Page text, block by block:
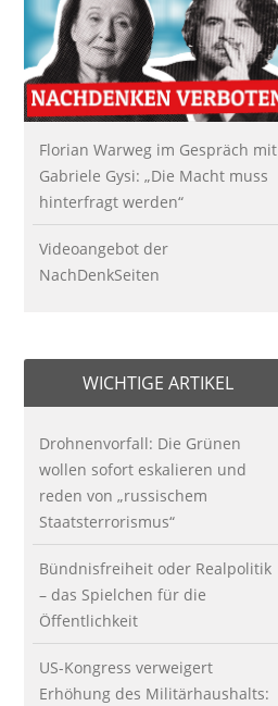
Florian Warweg im Gespräch mit
Gabriele Gysi: „Die Macht muss
hinterfragt werden“
Videoangebot der
NachDenkSeiten
WICHTIGE ARTIKEL
Drohnenvorfall: Die Grünen
wollen sofort eskalieren und
reden von „russischem
Staatsterrorismus“
Bündnisfreiheit oder Realpolitik
– das Spielchen für die
Öffentlichkeit
US-Kongress verweigert
Erhöhung des Militärhaushalts: